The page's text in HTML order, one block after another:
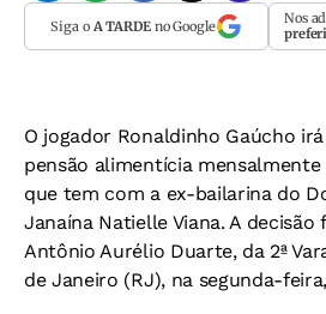
Siga o A TARDEno Google Nos
O jogador Ronaldinho Gaúcho
pensão alimentícia
que tem com a ex-bailarina do
Janaína Natielle Viana. A
Antônio Aurélio Duarte, da 2ª
de Janeiro (RJ), na segunda-